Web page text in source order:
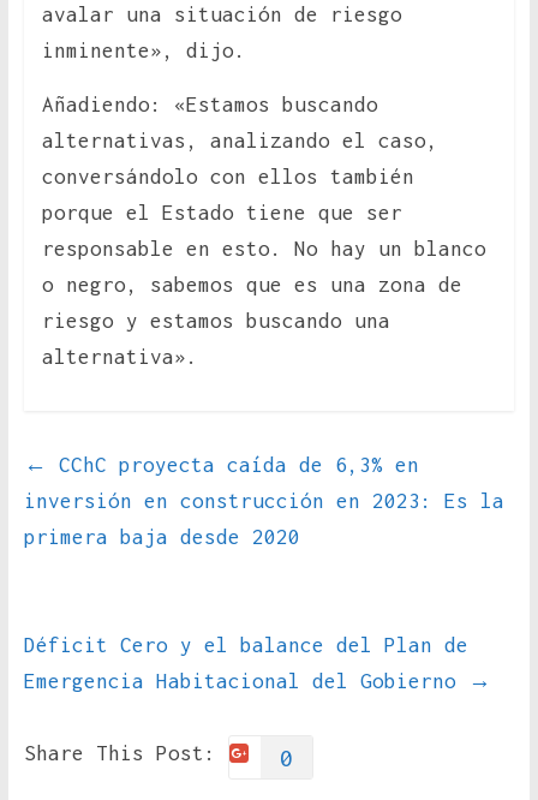
avalar una situación de riesgo
inminente», dijo.
Añadiendo: «Estamos buscando
alternativas, analizando el caso,
conversándolo con ellos también
porque el Estado tiene que ser
responsable en esto. No hay un blanco
o negro, sabemos que es una zona de
riesgo y estamos buscando una
alternativa».
←
CChC proyecta caída de 6,3% en
inversión en construcción en 2023: Es la
primera baja desde 2020
Déficit Cero y el balance del Plan de
Emergencia Habitacional del Gobierno
→
Share This Post: 0